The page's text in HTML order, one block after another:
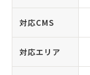
対応CMS
対応エリア